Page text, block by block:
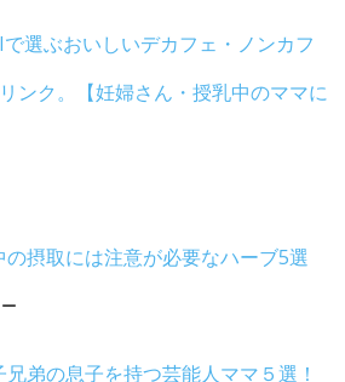
で選ぶおいしいデカフェ・ノンカフ
ンク。【妊婦さん・授乳中のママに
の摂取には注意が必要なハーブ5選
兄弟の息子を持つ芸能人ママ５選！